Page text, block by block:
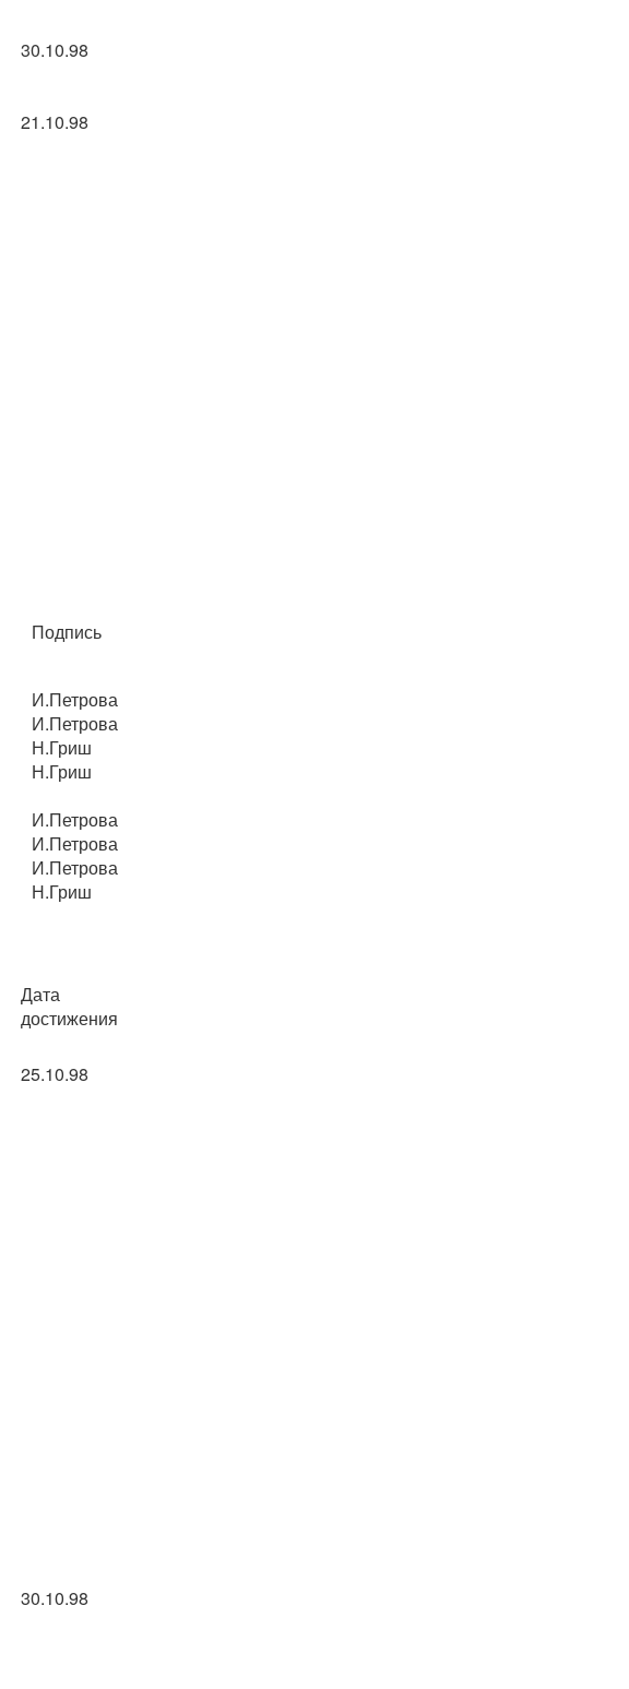
30.10.98
21.10.98
Подпись
И.Петрова
И.Петрова
Н.Гриш
Н.Гриш
И.Петрова
И.Петрова
И.Петрова
Н.Гриш
Дата
достижения
25.10.98
30.10.98